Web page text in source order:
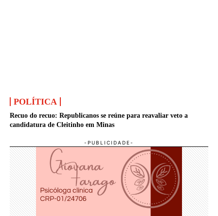
POLÍTICA
Recuo do recuo: Republicanos se reúne para reavaliar veto a
candidatura de Cleitinho em Minas